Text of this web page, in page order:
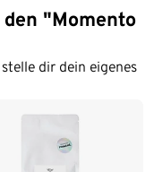
"Momento
dir dein eigenes